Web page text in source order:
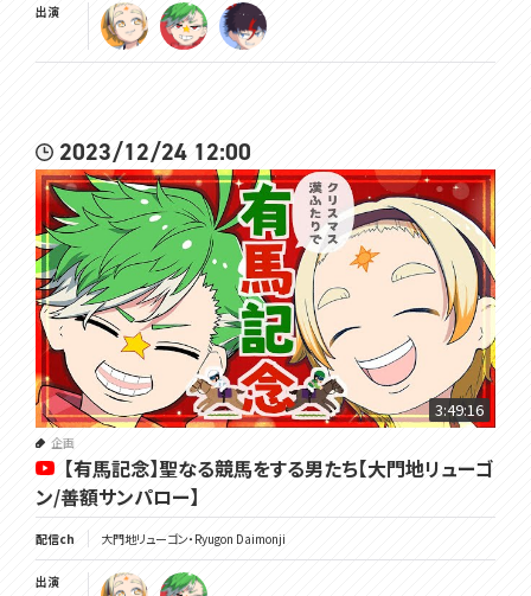
出演
2023/12/24 12:00
3:49:16
企画
【有馬記念】聖なる競馬をする男たち【大門地リューゴ
ン/善額サンパロー】
配信ch 大門地リューゴン・Ryugon Daimonji
出演